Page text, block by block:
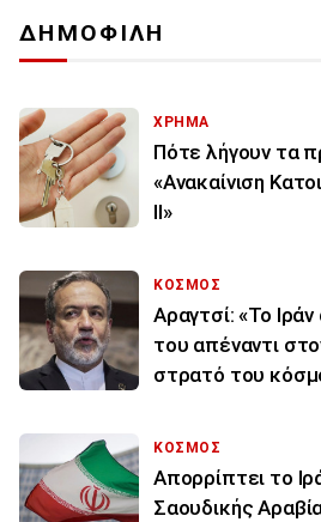
ΔΗΜΟΦΙΛΗ
ΧΡΗΜΑ
Πότε λήγουν τα
«Ανακαίνιση
ΙΙ»
ΚΟΣΜΟΣ
Αραγτσί: «Το
του απέναντι
στρατό του
ΚΟΣΜΟΣ
Απορρίπτει το
Σαουδικής